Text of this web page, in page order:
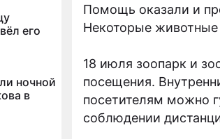
его
ночной
в
Помощь оказали и
Некоторые животные
18 июля зоопарк и
посещения.
посетителям можно
соблюдении